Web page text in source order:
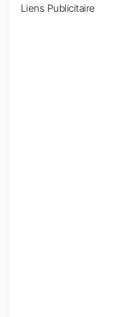
Liens Publicitaire